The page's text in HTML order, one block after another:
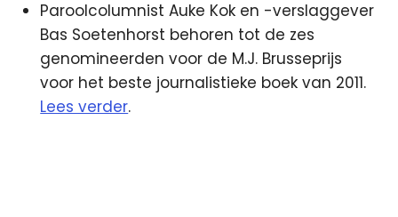
Paroolcolumnist Auke Kok en -verslaggever
Bas Soetenhorst behoren tot de zes
genomineerden voor de M.J. Brusseprijs
voor het beste journalistieke boek van 2011.
Lees verder.